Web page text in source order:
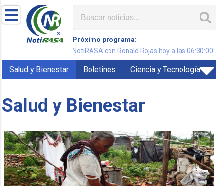
Próximo programa:
NotiRASA con Ronald Rojas hoy a las 06:30:00
Salud y Bienestar Boletines Ciencia y Tecnología
Salud y Bienestar